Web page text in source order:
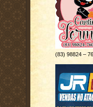
(83) 98824 –